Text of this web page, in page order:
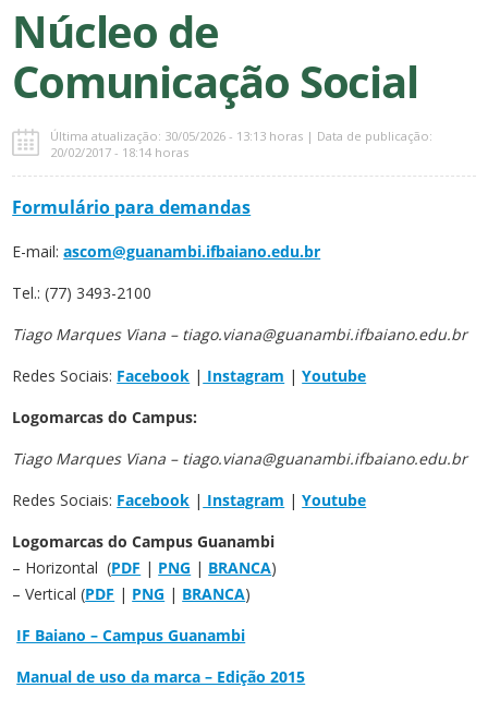
Núcleo de
Comunicação Social
Última atualização: 30/05/2026 - 13:13 horas | Data de publicação:
20/02/2017 - 18:14 horas
Formulário para demandas
E-mail:ascom@guanambi.ifbaiano.edu.br
Tel.: (77) 3493-2100
Tiago Marques Viana – tiago.viana@guanambi.ifbaiano.edu.br
Redes Sociais: Facebook | Instagram |Youtube
Logomarcas do Campus:
Tiago Marques Viana – tiago.viana@guanambi.ifbaiano.edu.br
Redes Sociais: Facebook | Instagram |Youtube
Logomarcas doCampus Guanambi
– Horizontal (PDF | PNG | BRANCA)
– Vertical (PDF | PNG | BRANCA)
IF Baiano – Campus Guanambi
Manual de uso da marca – Edição 2015